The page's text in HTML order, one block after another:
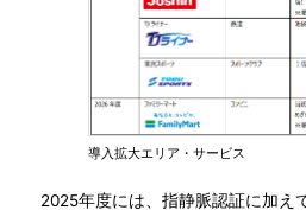
導入拡大エリア・サービス
2025年度には、指静脈認証に加え